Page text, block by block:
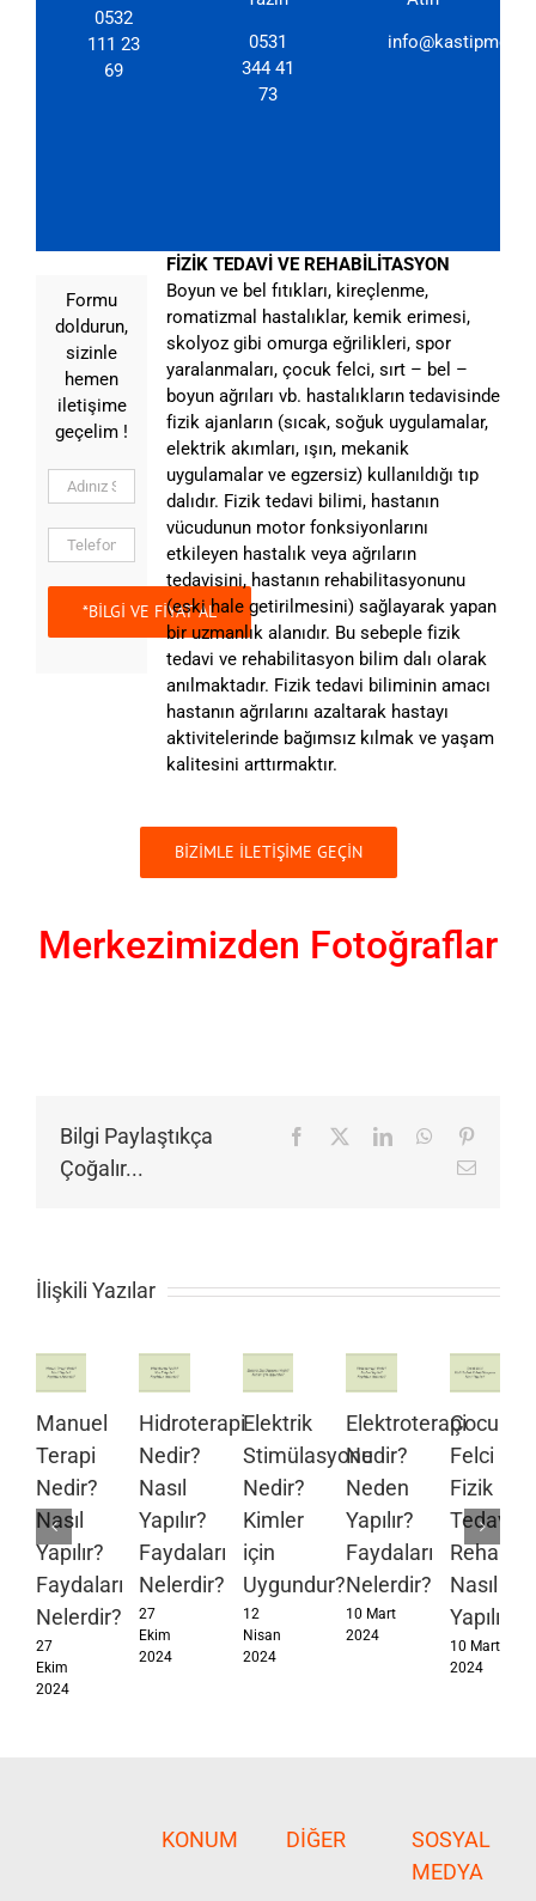
0532
111 23
69
0531
344 41
73
Formu
doldurun,
sizinle
hemen
iletişime
geçelim !
FİZİK TEDAVİ VE REHABİLİTASYON
Boyun ve bel fıtıkları, kireçlenme,
romatizmal hastalıklar, kemik erimesi,
skolyoz gibi omurga eğrilikleri, spor
yaralanmaları, çocuk felci, sırt – bel –
boyun ağrıları vb. hastalıkların tedavisinde
fizik ajanların (sıcak, soğuk uygulamalar,
elektrik akımları, ışın, mekanik
uygulamalar ve egzersiz) kullanıldığı tıp
dalıdır. Fizik tedavi bilimi, hastanın
vücudunun motor fonksiyonlarını
etkileyen hastalık veya ağrıların
tedavisini, hastanın rehabilitasyonunu
(eski hale getirilmesini) sağlayarak yapan
bir uzmanlık alanıdır. Bu sebeple fizik
tedavi ve rehabilitasyon bilim dalı olarak
anılmaktadır. Fizik tedavi biliminin amacı
hastanın ağrılarını azaltarak hastayı
aktivitelerinde bağımsız kılmak ve yaşam
kalitesini arttırmaktır.
BİZİMLE İLETİŞİME GEÇİN
Merkezimizden Fotoğraflar
Bilgi Paylaştıkça
Çoğalır...
Facebook LinkedInWhatsApp
E-
İlişkili Yazılar
Manuel
Terapi
Nedir?
Nasıl
Yapılır?
Faydaları
Nelerdir?
27
Ekim
2024
Hidroterapi
Nedir?
Nasıl
Yapılır?
Faydaları
Nelerdir?
27
Ekim
2024
Elektrik
Stimülasyonu
Nedir?
Kimler
için
Uygundur?
12
Nisan
2024
Elektroterapi
Nedir?
Neden
Yapılır?
Faydaları
Nelerdir?
10 Mart
2024
Çocuk
Felci
Fizik
Tedavi
Nasıl
Yapılır?
10 Mart
2024
KONUM DIĞER
SOSYAL
MEDYA